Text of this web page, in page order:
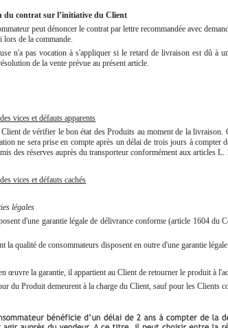
du contrat sur l’initiative du Client
peut dénoncer le contrat par lettre recommandée avec
lors de la commande.
n'a pas vocation à s'appliquer si le retard de livraison est dû à
de la vente prévue au présent article.
vices et défauts apparents
de vérifier le bon état des Produits au moment de la
ne sera prise en compte après un délai de trois jours à
des réserves auprès du transporteur conformément aux articles
vices et défauts cachés
légales
d'une garantie légale de délivrance conforme (article 1604 du
la qualité de consommateurs disposent en outre d'une garantie
œuvre la garantie, il appartient au Client de retourner le produit à
du Produit demeurent à la charge du Client, sauf pour les Clients